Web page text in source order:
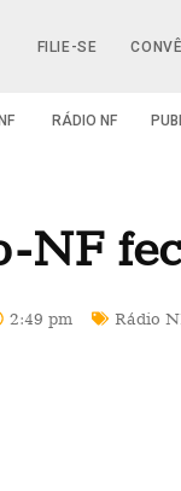
FILIE-SE
RÁDIO NF
NF
2:49 pm Rádio